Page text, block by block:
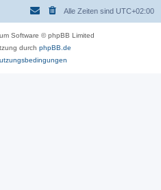
Alle Zeiten sind UTC+02:00
Software © phpBB Limited
durch phpBB.de